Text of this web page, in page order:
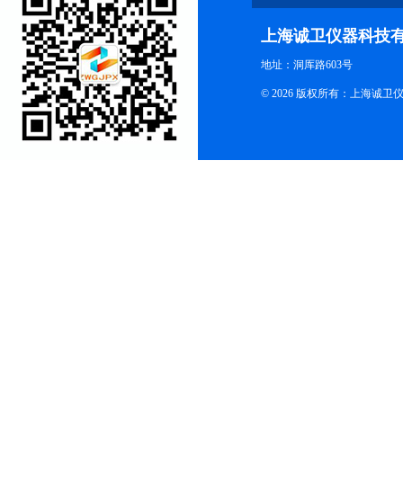
上海诚卫仪器科技
地址：洞厍路603号
© 2026 版权所有：上海诚卫